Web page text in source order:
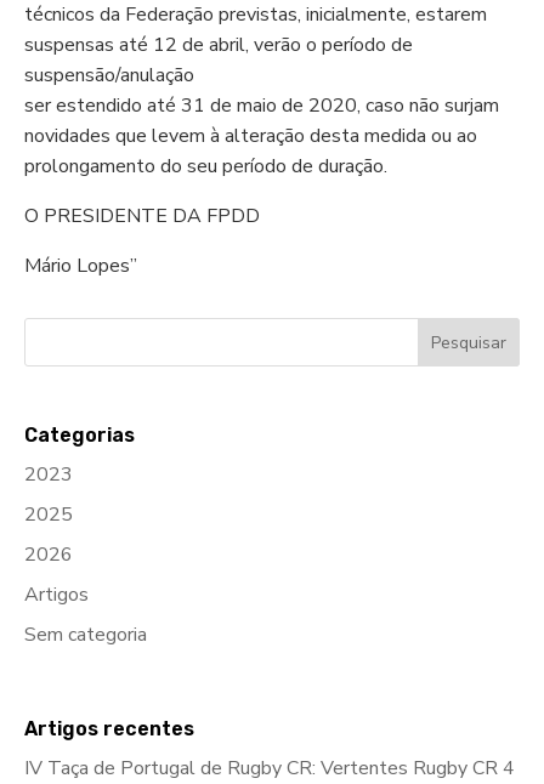
técnicos da Federação previstas, inicialmente, estarem
suspensas até 12 de abril, verão o período de
suspensão/anulação
ser estendido até 31 de maio de 2020, caso não surjam
novidades que levem à alteração desta medida ou ao
prolongamento do seu período de duração.
O PRESIDENTE DA FPDD
Mário Lopes”
Categorias
2023
2025
2026
Artigos
Sem categoria
Artigos recentes
IV Taça de Portugal de Rugby CR: Vertentes Rugby CR 4